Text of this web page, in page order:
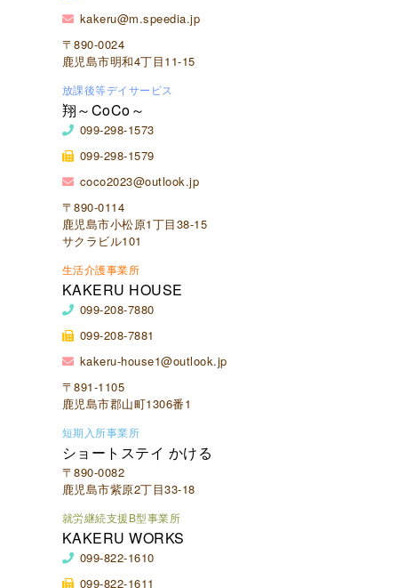
kakeru@m.speedia.jp
〒890-0024
鹿児島市明和4丁目11-15
放課後等デイサービス
翔～CoCo～
099-298-1573
099-298-1579
coco2023@outlook.jp
〒890-0114
鹿児島市小松原1丁目38-15
サクラビル101
生活介護事業所
KAKERU HOUSE
099-208-7880
099-208-7881
kakeru-house1@outlook.jp
〒891-1105
鹿児島市郡山町1306番1
短期入所事業所
ショートステイ かける
〒890-0082
鹿児島市紫原2丁目33-18
就労継続支援B型事業所
KAKERU WORKS
099-822-1610
099-822-1611